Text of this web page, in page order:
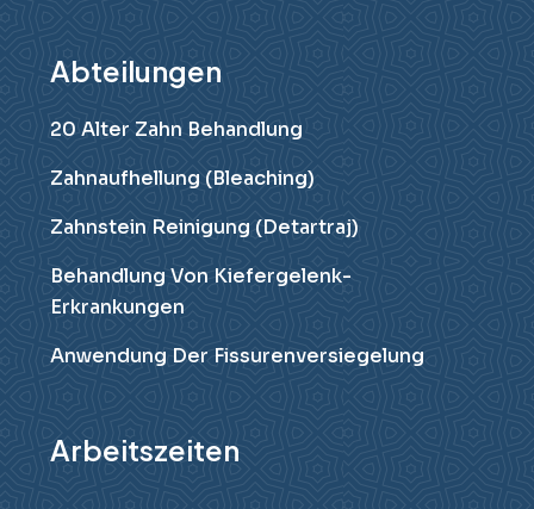
Abteilungen
20 Alter Zahn Behandlung
Zahnaufhellung (Bleaching)
Zahnstein Reinigung (Detartraj)
Behandlung Von Kiefergelenk-
Erkrankungen
Anwendung Der Fissurenversiegelung
Arbeitszeiten